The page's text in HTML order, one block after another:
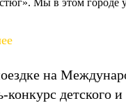
Мы в этом городе
на
конкурс детского и